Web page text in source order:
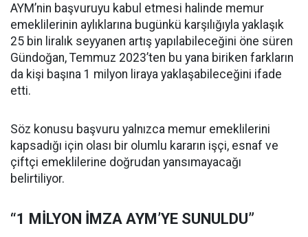
AYM’nin başvuruyu kabul etmesi halinde memur
emeklilerinin aylıklarına bugünkü karşılığıyla yaklaşık
25 bin liralık seyyanen artış yapılabileceğini öne süren
Gündoğan, Temmuz 2023’ten bu yana biriken farkların
da kişi başına 1 milyon liraya yaklaşabileceğini ifade
etti.
Söz konusu başvuru yalnızca memur emeklilerini
kapsadığı için olası bir olumlu kararın işçi, esnaf ve
çiftçi emeklilerine doğrudan yansımayacağı
belirtiliyor.
“1 MİLYON İMZA AYM’YE SUNULDU”